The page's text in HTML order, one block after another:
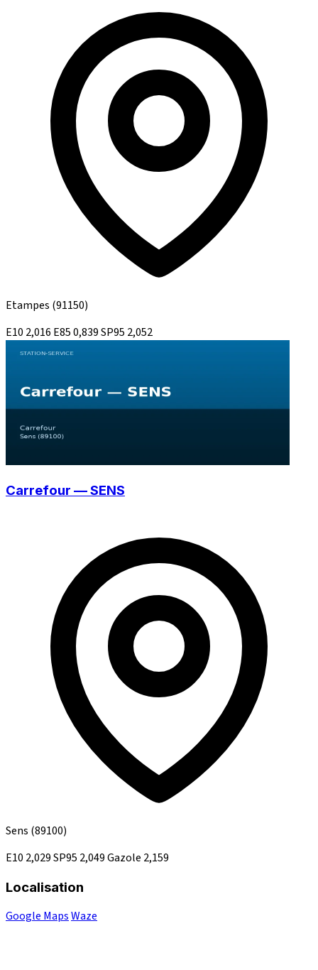
Etampes (91150)
E10 2,016 E850,839SP95 2,052
Carrefour — SENS
Sens (89100)
E10 2,029SP95 2,049Gazole 2,159
Localisation
Google MapsWaze